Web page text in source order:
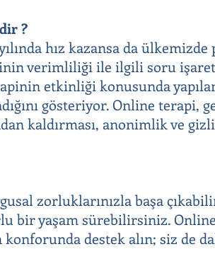
?
hız kazansa da ülkemizde
verimliliği ile ilgili soru
etkinliği konusunda
gösteriyor. Online terapi,
kaldırması, anonimlik ve
zorluklarınızla başa
bir yaşam sürebilirsiniz.
destek alın; siz de